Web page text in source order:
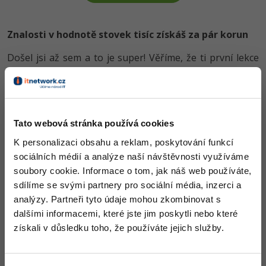
Tato webová stránka používá cookies
K personalizaci obsahu a reklam, poskytování funkcí
sociálních médií a analýze naší návštěvnosti využíváme
soubory cookie. Informace o tom, jak náš web používáte,
sdílíme se svými partnery pro sociální média, inzerci a
analýzy. Partneři tyto údaje mohou zkombinovat s
dalšími informacemi, které jste jim poskytli nebo které
získali v důsledku toho, že používáte jejich služby.
-30%
WordPress
SEO -30%
Business
-25%
Copywriting -30%
MS Office -80%
Google Dokumenty
Adobe Lightroom -30%
Adobe XD -15%
Adobe InDesign
Adobe After Effects
Blender -80%
Inkscape
Fotografování -80%
Pro firmy
Znalosti v hodnotě stovek tisíc získáš za pár korun
Došel jsi až sem a to je super! Věříme, že ti první lekce
ukázaly něco nového a užitečného.
Chceš v kurzu pokračovat? Přejdi do
Před koupí tohoto článku je třebakoupit předchozí díl
Obsah článku spadá pod licenciPremium, koupí článku souhlasíš
sesmluvními podmínkami.
Co od nás v dalších lekcích dostaneš?
Přístup k jednotlivým lekcím dle způsobu pořízení.
Dovednosti, které ti pomohou získat vysněnou a